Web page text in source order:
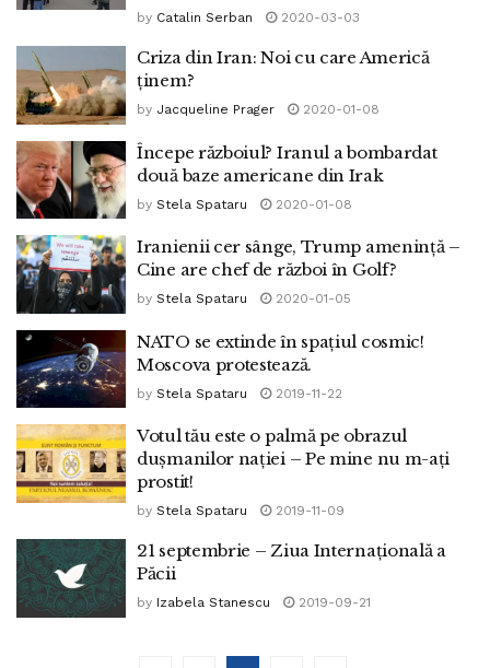
by Catalin Serban 2020-03-03
Criza din Iran: Noi cu care Americă
ținem?
by Jacqueline Prager 2020-01-08
Începe războiul? Iranul a bombardat
două baze americane din Irak
by Stela Spataru 2020-01-08
Iranienii cer sânge, Trump amenință –
Cine are chef de război în Golf?
by Stela Spataru 2020-01-05
NATO se extinde în spațiul cosmic!
Moscova protestează.
by Stela Spataru 2019-11-22
Votul tău este o palmă pe obrazul
dușmanilor nației – Pe mine nu m-ați
prostit!
by Stela Spataru 2019-11-09
21 septembrie – Ziua Internațională a
Păcii
by Izabela Stanescu 2019-09-21